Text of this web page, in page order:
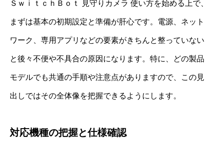
ＳｗｉｔｃｈＢｏｔ 見守りカメラ 使い方を始める上で、
まずは基本の初期設定と準備が肝心です。電源、ネット
ワーク、専用アプリなどの要素がきちんと整っていない
と後々不便や不具合の原因になります。特に、どの製品
モデルでも共通の手順や注意点がありますので、この見
出しではその全体像を把握できるようにします。
対応機種の把握と仕様確認